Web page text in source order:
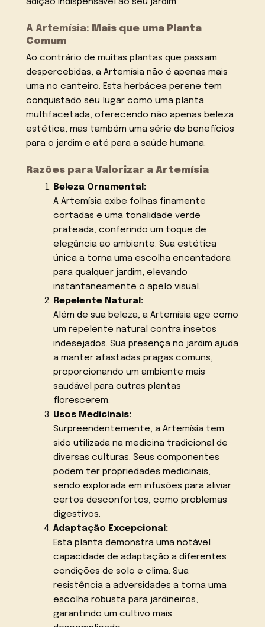
A Artemísia: Mais que uma Planta
Comum
Ao contrário de muitas plantas que passam
despercebidas, a Artemísia não é apenas mais
uma no canteiro. Esta herbácea perene tem
conquistado seu lugar como uma planta
multifacetada, oferecendo não apenas beleza
estética, mas também uma série de benefícios
para o jardim e até para a saúde humana.
Razões para Valorizar a Artemísia
Beleza Ornamental:
A Artemísia exibe folhas finamente
cortadas e uma tonalidade verde
prateada, conferindo um toque de
elegância ao ambiente. Sua estética
única a torna uma escolha encantadora
para qualquer jardim, elevando
instantaneamente o apelo visual.
Repelente Natural:
Além de sua beleza, a Artemísia age como
um repelente natural contra insetos
indesejados. Sua presença no jardim ajuda
a manter afastadas pragas comuns,
proporcionando um ambiente mais
saudável para outras plantas
florescerem.
Usos Medicinais:
Surpreendentemente, a Artemísia tem
sido utilizada na medicina tradicional de
diversas culturas. Seus componentes
podem ter propriedades medicinais,
sendo explorada em infusões para aliviar
certos desconfortos, como problemas
digestivos.
Adaptação Excepcional:
Esta planta demonstra uma notável
capacidade de adaptação a diferentes
condições de solo e clima. Sua
resistência a adversidades a torna uma
escolha robusta para jardineiros,
garantindo um cultivo mais